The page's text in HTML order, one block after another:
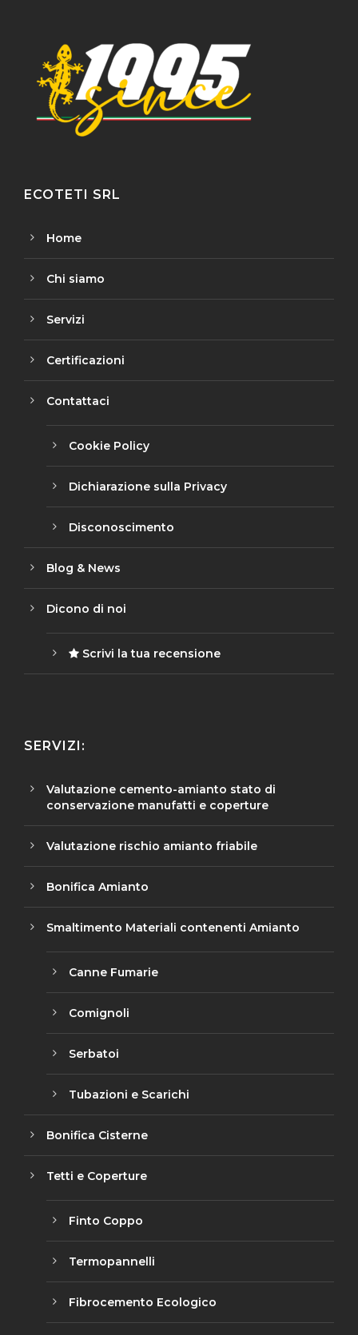
ECOTETI SRL
Home
Chi siamo
Servizi
Certificazioni
Contattaci
Cookie Policy
Dichiarazione sulla Privacy
Disconoscimento
Blog & News
Dicono di noi
Scrivi la tua recensione
SERVIZI:
Valutazione cemento-amianto stato di
conservazione manufatti e coperture
Valutazione rischio amianto friabile
Bonifica Amianto
Smaltimento Materiali contenenti Amianto
Canne Fumarie
Comignoli
Serbatoi
Tubazioni e Scarichi
Bonifica Cisterne
Tetti e Coperture
Finto Coppo
Termopannelli
Fibrocemento Ecologico